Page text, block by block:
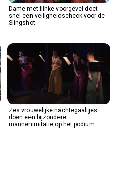
Dame met flinke voorgevel doet
snel een veiligheidscheck voor de
Slingshot
Zes vrouwelijke nachtegaaltjes
doen een bijzondere
mannenimitatie op het podium